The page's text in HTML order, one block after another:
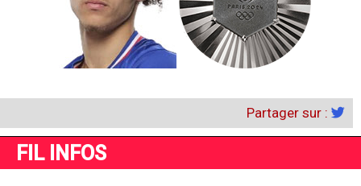
Partager sur :
FIL INFOS